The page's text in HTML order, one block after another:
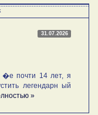
31.07.2026
почти 14 лет, я
легендарн ый
»